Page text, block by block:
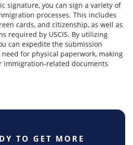
signature, you can sign a variety of
processes. This includes
cards, and citizenship, as well as
required by USCIS. By utilizing
can expedite the submission
for physical paperwork, making
immigration-related documents
TO GET MORE